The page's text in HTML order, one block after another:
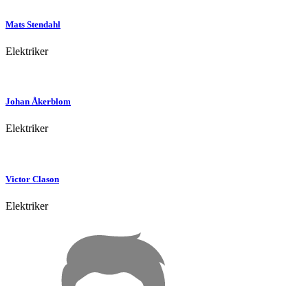
Mats Stendahl
Elektriker
Johan Åkerblom
Elektriker
Victor Clason
Elektriker